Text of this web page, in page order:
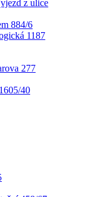
z ulice
884/6
1187
277
40